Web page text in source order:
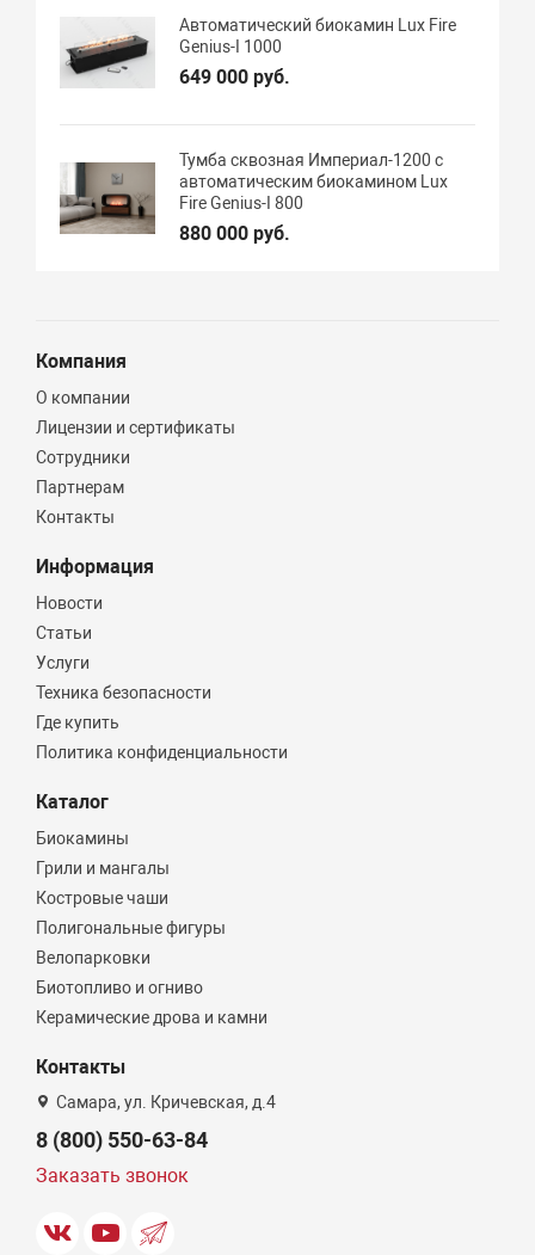
Автоматический биокамин Lux Fire
Genius-I 1000
649 000 руб.
Тумба сквозная Империал-1200 с
автоматическим биокамином Lux
Fire Genius-I 800
880 000 руб.
Компания
О компании
Лицензии и сертификаты
Сотрудники
Партнерам
Контакты
Информация
Новости
Статьи
Услуги
Техника безопасности
Где купить
Политика конфиденциальности
Каталог
Биокамины
Грили и мангалы
Костровые чаши
Полигональные фигуры
Велопарковки
Биотопливо и огниво
Керамические дрова и камни
Контакты
Самара, ул. Кричевская, д.4
8 (800) 550-63-84
Заказать звонок